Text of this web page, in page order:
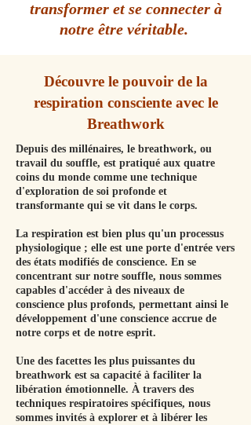
transformer et se connecter à
notre être véritable.
Découvre le pouvoir de la
respiration consciente avec le
Breathwork
Depuis des millénaires, le breathwork, ou
travail du souffle, est pratiqué aux quatre
coins du monde comme une technique
d'exploration de soi profonde et
transformante qui se vit dans le corps.
La respiration est bien plus qu'un processus
physiologique ; elle est une porte d'entrée vers
des états modifiés de conscience. En se
concentrant sur notre souffle, nous sommes
capables d'accéder à des niveaux de
conscience plus profonds, permettant ainsi le
développement d'une conscience accrue de
notre corps et de notre esprit.
Une des facettes les plus puissantes du
breathwork est sa capacité à faciliter la
libération émotionnelle. À travers des
techniques respiratoires spécifiques, nous
sommes invités à explorer et à libérer les